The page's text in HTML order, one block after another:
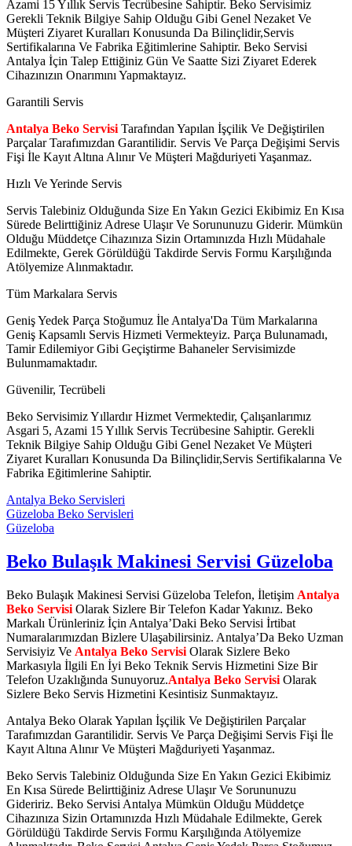
Azami 15 Yıllık Servis Tecrübesine Sahiptir. Beko Servisimiz
Gerekli Teknik Bilgiye Sahip Olduğu Gibi Genel Nezaket Ve
Müşteri Ziyaret Kuralları Konusunda Da Bilinçlidir,Servis
Sertifikalarına Ve Fabrika Eğitimlerine Sahiptir. Beko Servisi
Antalya İçin Talep Ettiğiniz Gün Ve Saatte Sizi Ziyaret Ederek
Cihazınızın Onarımını Yapmaktayız.
Garantili Servis
Antalya Beko ServisiTarafından Yapılan İşçilik Ve Değiştirilen
Parçalar Tarafımızdan Garantilidir. Servis Ve Parça Değişimi Servis
Fişi İle Kayıt Altına Alınır Ve Müşteri Mağduriyeti Yaşanmaz.
Hızlı Ve Yerinde Servis
Servis Talebiniz Olduğunda Size En Yakın Gezici Ekibimiz En Kısa
Sürede Belirttiğiniz Adrese Ulaşır Ve Sorununuzu Giderir. Mümkün
Olduğu Müddetçe Cihazınıza Sizin Ortamınızda Hızlı Müdahale
Edilmekte, Gerek Görüldüğü Takdirde Servis Formu Karşılığında
Atölyemize Alınmaktadır.
Tüm Markalara Servis
Geniş Yedek Parça Stoğumuz İle Antalya'Da Tüm Markalarına
Geniş Kapsamlı Servis Hizmeti Vermekteyiz. Parça Bulunamadı,
Tamir Edilemiyor Gibi Geçiştirme Bahaneler Servisimizde
Bulunmamaktadır.
Güvenilir, Tecrübeli
Beko Servisimiz Yıllardır Hizmet Vermektedir, Çalışanlarımız
Asgari 5, Azami 15 Yıllık Servis Tecrübesine Sahiptir. Gerekli
Teknik Bilgiye Sahip Olduğu Gibi Genel Nezaket Ve Müşteri
Ziyaret Kuralları Konusunda Da Bilinçlidir,Servis Sertifikalarına Ve
Fabrika Eğitimlerine Sahiptir.
Antalya Beko Servisleri
Güzeloba Beko Servisleri
Güzeloba
Beko Bulaşık Makinesi Servisi Güzeloba
Beko Bulaşık Makinesi Servisi Güzeloba Telefon, İletişim Antalya
Beko Servisi Olarak Sizlere Bir Telefon Kadar Yakınız. Beko
Markalı Ürünleriniz İçin Antalya’Daki Beko Servisi İrtibat
Numaralarımızdan Bizlere Ulaşabilirsiniz. Antalya’Da Beko Uzman
Servisiyiz Ve Antalya Beko Servisi Olarak Sizlere Beko
Markasıyla İlgili En İyi Beko Teknik Servis Hizmetini Size Bir
Telefon Uzaklığında Sunuyoruz.Antalya Beko Servisi Olarak
Sizlere Beko Servis Hizmetini Kesintisiz Sunmaktayız.
Antalya Beko Olarak Yapılan İşçilik Ve Değiştirilen Parçalar
Tarafımızdan Garantilidir. Servis Ve Parça Değişimi Servis Fişi İle
Kayıt Altına Alınır Ve Müşteri Mağduriyeti Yaşanmaz.
Beko Servis Talebiniz Olduğunda Size En Yakın Gezici Ekibimiz
En Kısa Sürede Belirttiğiniz Adrese Ulaşır Ve Sorununuzu
Gideririz. Beko Servisi Antalya Mümkün Olduğu Müddetçe
Cihazınıza Sizin Ortamınızda Hızlı Müdahale Edilmekte, Gerek
Görüldüğü Takdirde Servis Formu Karşılığında Atölyemize